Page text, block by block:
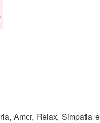
Amor, Relax, Simpatia e